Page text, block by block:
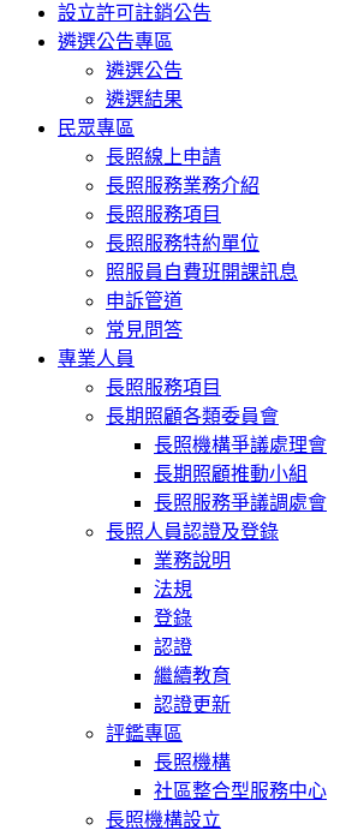
設立許可註銷公告
遴選公告專區
遴選公告
遴選結果
民眾專區
長照線上申請
長照服務業務介紹
長照服務項目
長照服務特約單位
照服員自費班開課訊息
申訴管道
常見問答
專業人員
長照服務項目
長期照顧各類委員會
長照機構爭議處理會
長期照顧推動小組
長照服務爭議調處會
長照人員認證及登錄
業務說明
法規
登錄
認證
繼續教育
認證更新
評鑑專區
長照機構
社區整合型服務中心
長照機構設立